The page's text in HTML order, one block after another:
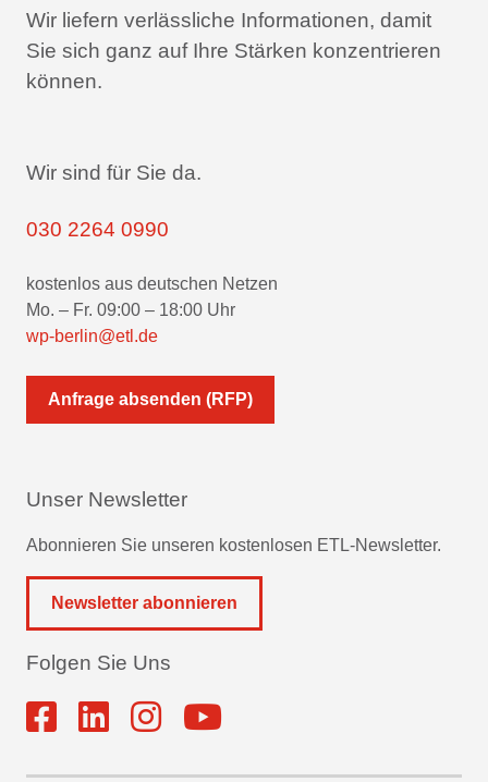
Wir liefern verlässliche Informationen, damit
Sie sich ganz auf Ihre Stärken konzentrieren
können.
Wir sind für Sie da.
030 2264 0990
kostenlos aus deutschen Netzen
Mo. – Fr. 09:00 – 18:00 Uhr
wp-berlin@etl.de
Anfrage absenden (RFP)
Unser Newsletter
Abonnieren Sie unseren kostenlosen ETL-Newsletter.
Newsletter abonnieren
Folgen Sie Uns